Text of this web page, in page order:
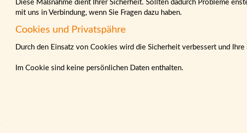
Diese Maßnahme dient Ihrer Sicherheit. Sollten dadurch Probleme
mit uns in Verbindung, wenn Sie Fragen dazu haben.
Cookies und Privatspähre
Durch den Einsatz von Cookies wird die Sicherheit verbessert und Ihre
Im Cookie sind keine persönlichen Daten enthalten.